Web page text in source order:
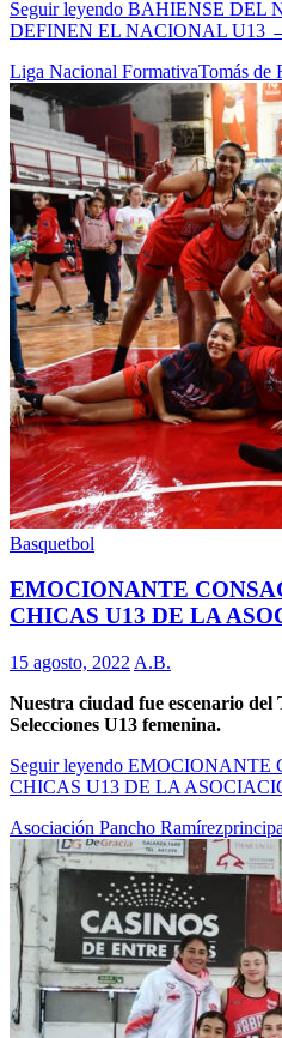
Seguir leyendo BAHIENSE DEL
DEFINEN EL NACIONAL U13
Liga Nacional FormativaTomás de
Basquetbol
EMOCIONANTE
CHICAS U13 DE LA
15 agosto, 2022 A.B.
Nuestra ciudad fue escenario
Selecciones U13 femenina.
Seguir leyendo EMOCIONANTE
CHICAS U13 DE LA
Asociación Pancho Ramírez